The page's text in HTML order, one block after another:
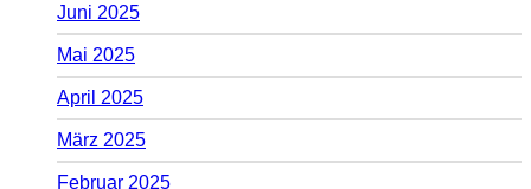
Juni 2025
Mai 2025
April 2025
März 2025
Februar 2025